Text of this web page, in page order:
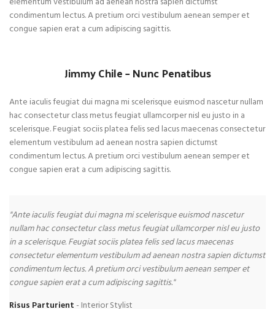
condimentum lectus. A pretium orci vestibulum aenean semper et
congue sapien erat a cum adipiscing sagittis.
Jimmy Chile – Nunc Penatibus
Ante iaculis feugiat dui magna mi scelerisque euismod nascetur nullam
hac consectetur class metus feugiat ullamcorper nisl eu justo in a
scelerisque. Feugiat sociis platea felis sed lacus maecenas consectetur
elementum vestibulum ad aenean nostra sapien dictumst
condimentum lectus. A pretium orci vestibulum aenean semper et
congue sapien erat a cum adipiscing sagittis.
"Ante iaculis feugiat dui magna mi scelerisque euismod nascetur
nullam hac consectetur class metus feugiat ullamcorper nisl eu justo
in a scelerisque. Feugiat sociis platea felis sed lacus maecenas
consectetur elementum vestibulum ad aenean nostra sapien dictumst
condimentum lectus. A pretium orci vestibulum aenean semper et
congue sapien erat a cum adipiscing sagittis."
Risus Parturient Interior Stylist